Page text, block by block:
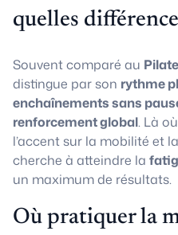
quelles
Souvent comparé au
distingue par son rythme
enchaînements sans
renforcement global. Là
l’accent sur la mobilité et
cherche à atteindre la
un maximum de résultats.
Où pratiquer la